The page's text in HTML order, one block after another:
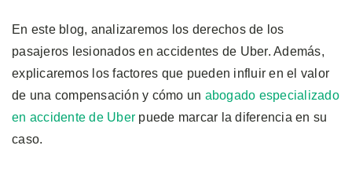
En este blog, analizaremos los derechos de los
pasajeros lesionados en accidentes de Uber. Además,
explicaremos los factores que pueden influir en el valor
de una compensación y cómo un abogado especializado
en accidente de Uber puede marcar la diferencia en su
caso.